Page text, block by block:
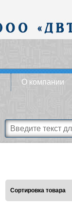
О компании
Сортировка товара